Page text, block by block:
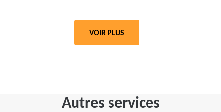
VOIR PLUS
Autres services